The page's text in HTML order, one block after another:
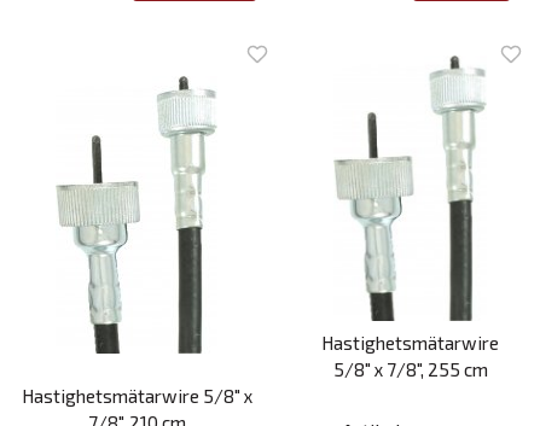
Hastighetsmätarwire 5/8" x
Hastighetsmätarwire
5/8" x 7/8", 255 cm